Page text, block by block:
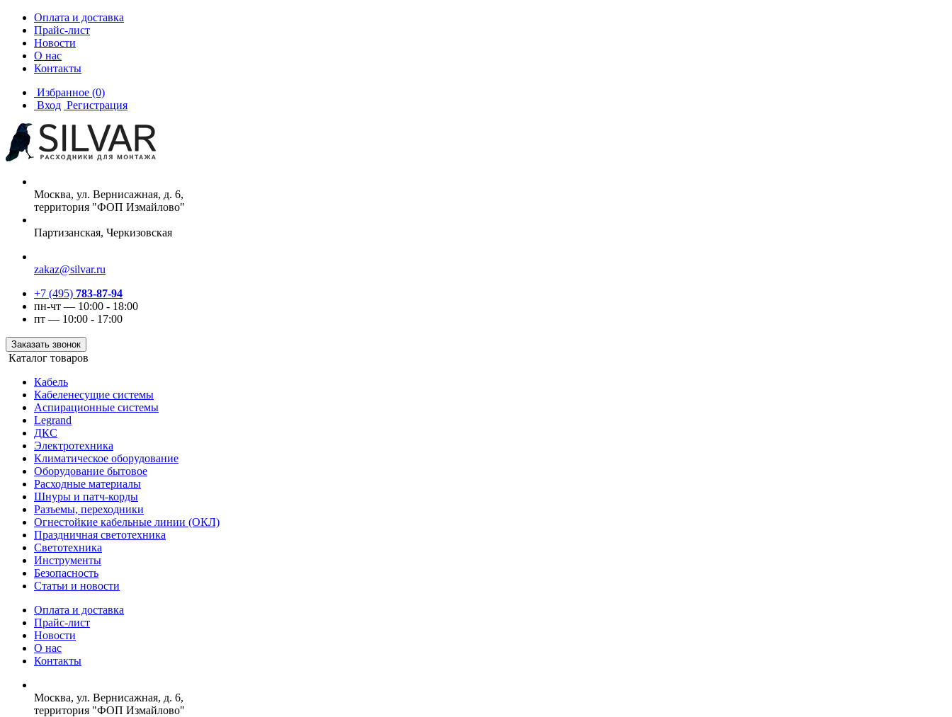
Оплата и доставка
Прайс-лист
Новости
О нас
Контакты
Избранное (0)
Вход Регистрация
Москва, ул. Вернисажная, д. 6,
территория "ФОП Измайлово"
Партизанская, Черкизовская
zakaz@silvar.ru
+7 (495) 783-87-94
пн-чт — 10:00 - 18:00
пт — 10:00 - 17:00
Заказать звонок
Каталог товаров
Кабель
Кабеленесущие системы
Аспирационные системы
Legrand
ДКС
Электротехника
Климатическое оборудование
Оборудование бытовое
Расходные материалы
Шнуры и патч-корды
Разъемы, переходники
Огнестойкие кабельные линии (ОКЛ)
Праздничная светотехника
Светотехника
Инструменты
Безопасность
Статьи и новости
Оплата и доставка
Прайс-лист
Новости
О нас
Контакты
Москва, ул. Вернисажная, д. 6,
территория "ФОП Измайлово"